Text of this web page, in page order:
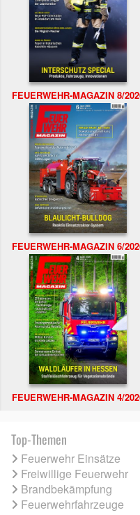
FEUERWEHR-MAGAZIN 8/
FEUERWEHR-MAGAZIN 6/
FEUERWEHR-MAGAZIN 4/
Top-Themen
Feuerwehr Einsätze
Freiwillige Feuerwehr
Brandbekämpfung
Feuerwehrfahrzeuge